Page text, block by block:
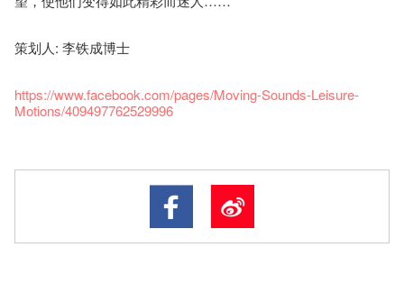
策划人: 李铁成博士
https://www.facebook.com/pages/Moving-Sounds-Leisure-
Motions/409497762529996